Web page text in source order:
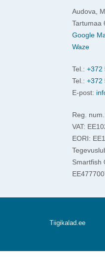
Audova,
Tartumaa
Google
Waze
Tel.: +372
Tel.: +372
E-post:
Reg.
VAT:
EORI:
Smartfish
Tiigikalad.ee